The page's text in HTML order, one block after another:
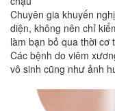
Chuyên gia khuyến
diện, không nên chỉ
làm bạn bỏ qua thời cơ
Các bệnh do viêm
vô sinh cũng như ảnh